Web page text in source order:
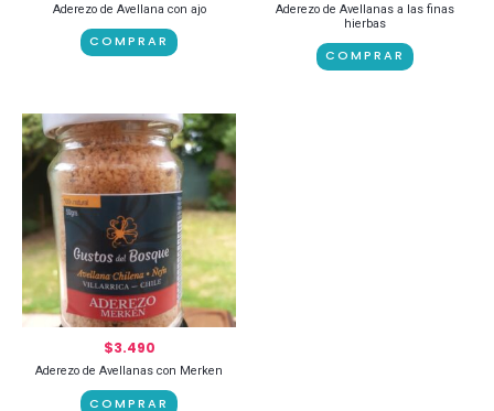
Aderezo de Avellana con ajo
COMPRAR
Aderezo de Avellanas a las finas
hierbas
COMPRAR
$3.490
Aderezo de Avellanas con Merken
COMPRAR